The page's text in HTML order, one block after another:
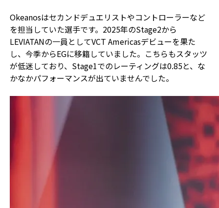
Okeanosはセカンドデュエリストやコントローラーなど
を担当していた選手です。2025年のStage2から
LEVIATANの一員としてVCT Americasデビューを果た
し、今季からEGに移籍していました。こちらもスタッツ
が低迷しており、Stage1でのレーティングは0.85と、な
かなかパフォーマンスが出ていませんでした。